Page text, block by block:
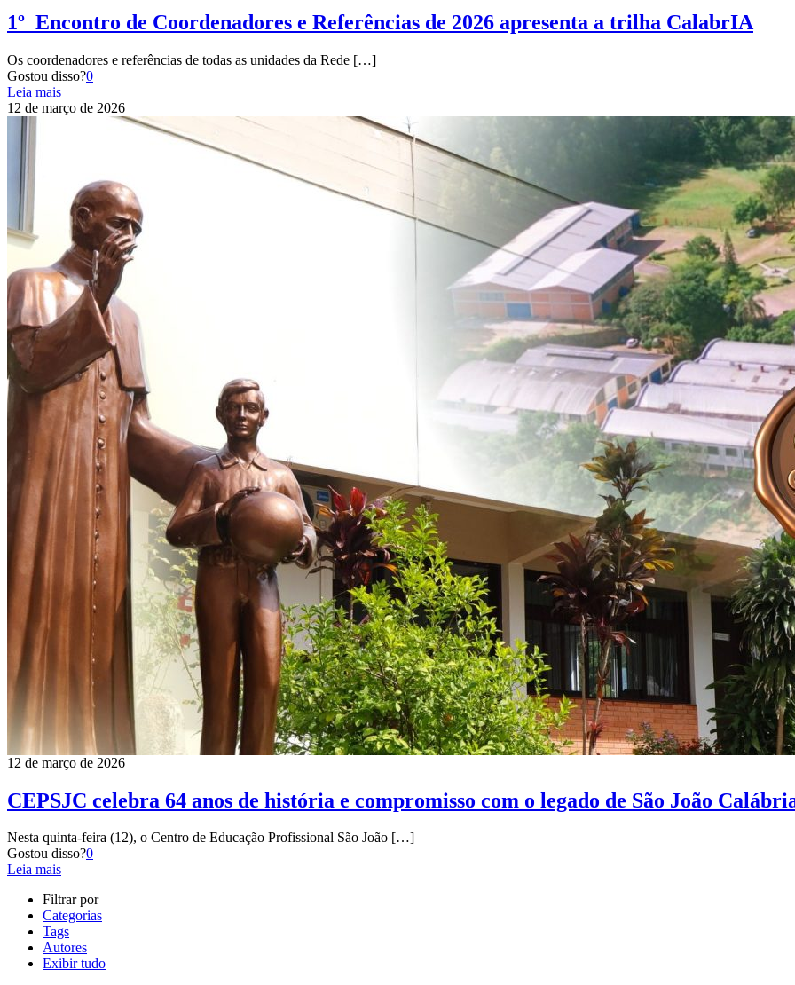
1º Encontro de Coordenadores e Referências de 2026 apresenta a trilha CalabrIA
Os coordenadores e referências de todas as unidades da Rede […]
Gostou disso?0
Leia mais
12 de março de 2026
12 de março de 2026
CEPSJC celebra 64 anos de história e compromisso com o legado de São João
Nesta quinta-feira (12), o Centro de Educação Profissional São João […]
Gostou disso?0
Leia mais
Filtrar por
Categorias
Tags
Autores
Exibir tudo